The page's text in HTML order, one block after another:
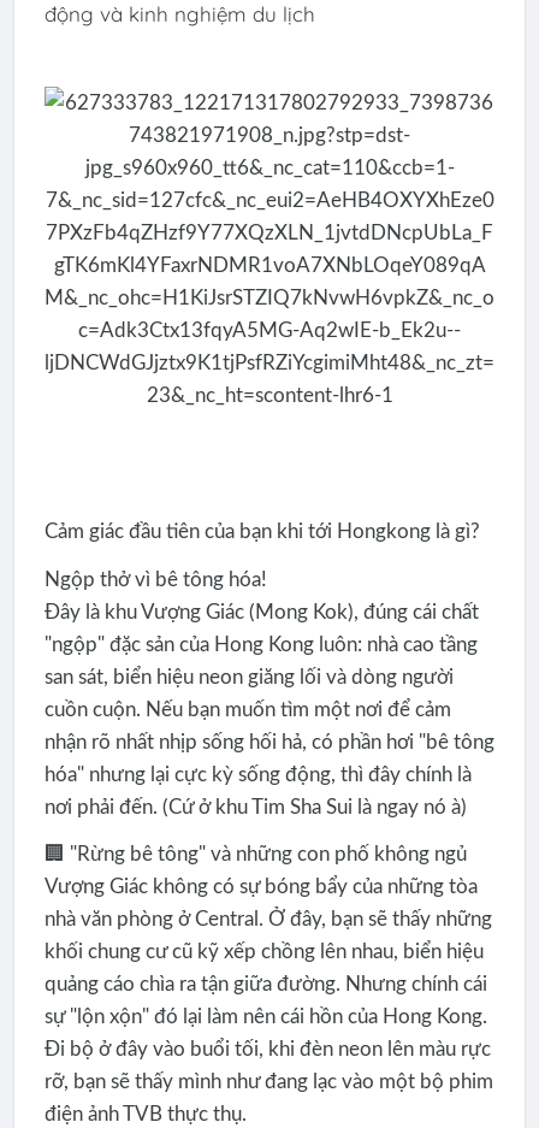
động và kinh nghiệm du lịch
Cảm giác đầu tiên của bạn khi tới Hongkong là gì?
Ngộp thở vì bê tông hóa!
Đây là khu Vượng Giác (Mong Kok), đúng cái chất
"ngộp" đặc sản của Hong Kong luôn: nhà cao tầng
san sát, biển hiệu neon giăng lối và dòng người
cuồn cuộn. Nếu bạn muốn tìm một nơi để cảm
nhận rõ nhất nhịp sống hối hả, có phần hơi "bê tông
hóa" nhưng lại cực kỳ sống động, thì đây chính là
nơi phải đến. (Cứ ở khu Tim Sha Sui là ngay nó à)
🏢 "Rừng bê tông" và những con phố không ngủ
Vượng Giác không có sự bóng bẩy của những tòa
nhà văn phòng ở Central. Ở đây, bạn sẽ thấy những
khối chung cư cũ kỹ xếp chồng lên nhau, biển hiệu
quảng cáo chìa ra tận giữa đường. Nhưng chính cái
sự "lộn xộn" đó lại làm nên cái hồn của Hong Kong.
Đi bộ ở đây vào buổi tối, khi đèn neon lên màu rực
rỡ, bạn sẽ thấy mình như đang lạc vào một bộ phim
điện ảnh TVB thực thụ.